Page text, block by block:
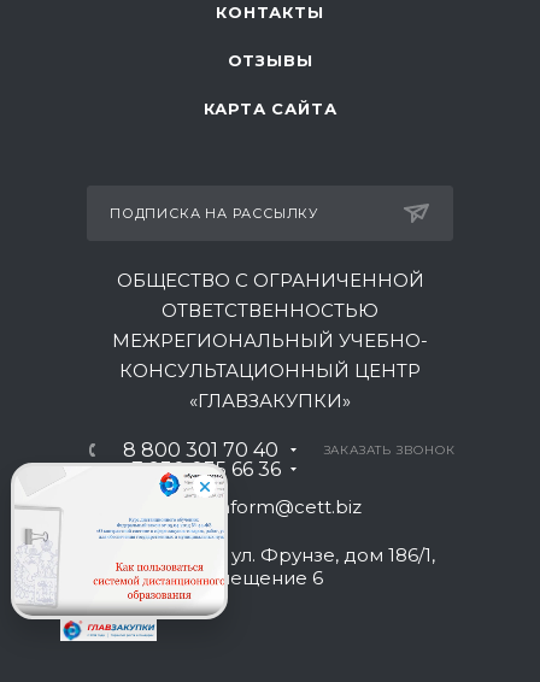
КОНТАКТЫ
ОТЗЫВЫ
КАРТА САЙТА
ПОДПИСКА НА РАССЫЛКУ
ОБЩЕСТВО С ОГРАНИЧЕННОЙ
ОТВЕТСТВЕННОСТЬЮ
МЕЖРЕГИОНАЛЬНЫЙ УЧЕБНО-
КОНСУЛЬТАЦИОННЫЙ ЦЕНТР
«ГЛАВЗАКУПКИ»
8 800 301 70 40
+7 930 035 66 36
ЗАКАЗАТЬ ЗВОНОК
inform@cett.biz
г. Краснодар, ул. Фрунзе, дом 186/1,
литер У-1, помещение 6